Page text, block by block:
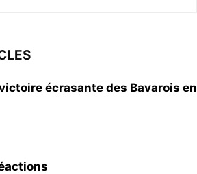
écrasante des Bavarois en